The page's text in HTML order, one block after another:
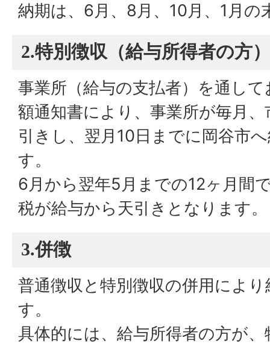
納期は、6月、8月、10月、1月の
2.特別徴収（給与所得者の方）
事業所（給与の支払者）を通し
額通知書により、事業所が毎月
引きし、翌月10日までに岡谷市
す。
6月から翌年5月までの12ヶ月間
税が給与から天引きとなります。
3.併徴
普通徴収と特別徴収の併用によ
す。
具体的には、給与所得者の方が